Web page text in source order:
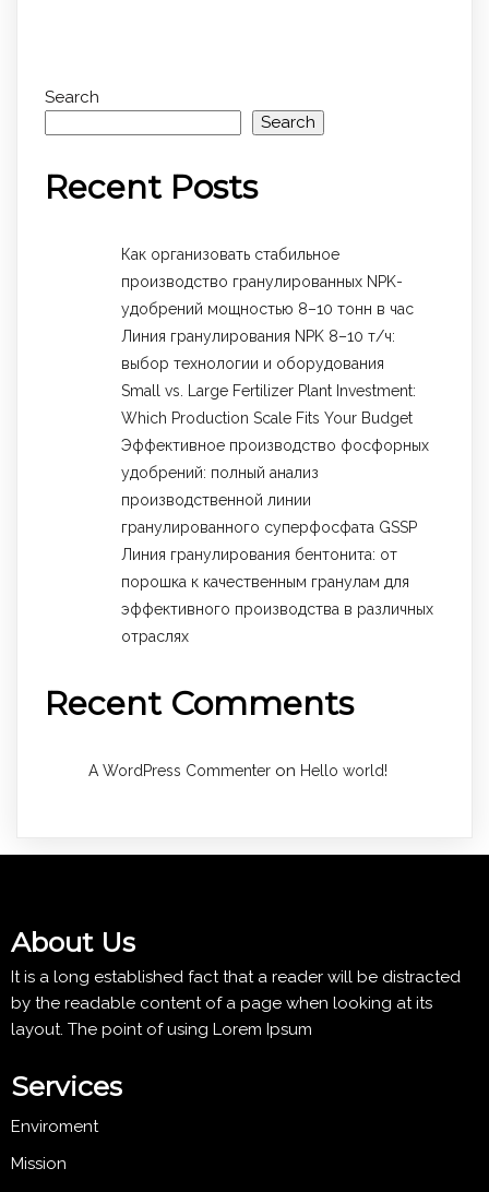
Search
Search
Recent Posts
Как организовать стабильное
производство гранулированных NPK-
удобрений мощностью 8–10 тонн в час
Линия гранулирования NPK 8–10 т/ч:
выбор технологии и оборудования
Small vs. Large Fertilizer Plant Investment:
Which Production Scale Fits Your Budget
Эффективное производство фосфорных
удобрений: полный анализ
производственной линии
гранулированного суперфосфата GSSP
Линия гранулирования бентонита: от
порошка к качественным гранулам для
эффективного производства в различных
отраслях
Recent Comments
A WordPress Commenter on Hello world!
About Us
It is a long established fact that a reader will be distracted
by the readable content of a page when looking at its
layout. The point of using Lorem Ipsum
Services
Enviroment
Mission